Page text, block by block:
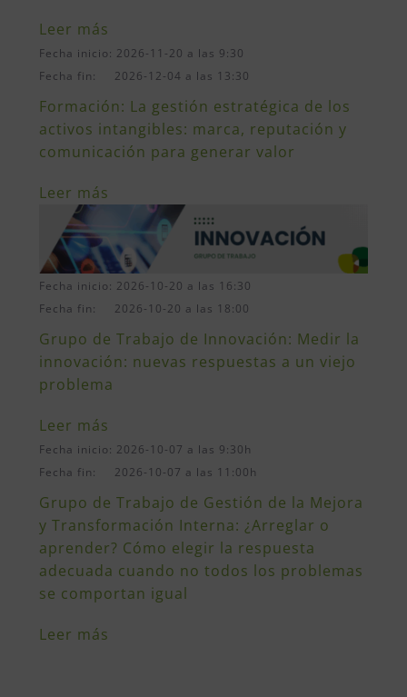
Leer más
Fecha inicio: 2026-11-20 a las 9:30
Fecha fin: 2026-12-04 a las 13:30
Formación: La gestión estratégica de los
activos intangibles: marca, reputación y
comunicación para generar valor
Leer más
Fecha inicio: 2026-10-20 a las 16:30
Fecha fin: 2026-10-20 a las 18:00
Grupo de Trabajo de Innovación: Medir la
innovación: nuevas respuestas a un viejo
problema
Leer más
Fecha inicio: 2026-10-07 a las 9:30h
Fecha fin: 2026-10-07 a las 11:00h
Grupo de Trabajo de Gestión de la Mejora
y Transformación Interna: ¿Arreglar o
aprender? Cómo elegir la respuesta
adecuada cuando no todos los problemas
se comportan igual
Leer más